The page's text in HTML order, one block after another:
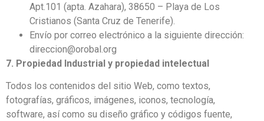
Apt.101 (apta. Azahara), 38650 – Playa de Los
Cristianos (Santa Cruz de Tenerife).
Envío por correo electrónico a la siguiente dirección:
direccion@orobal.org
7. Propiedad Industrial y propiedad intelectual
Todos los contenidos del sitio Web, como textos,
fotografías, gráficos, imágenes, iconos, tecnología,
software, así como su diseño gráfico y códigos fuente,